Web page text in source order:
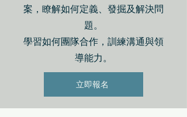
案，瞭解如何定義、發掘及解決問
題。
學習如何團隊合作，訓練溝通與領
導能力。
立即報名